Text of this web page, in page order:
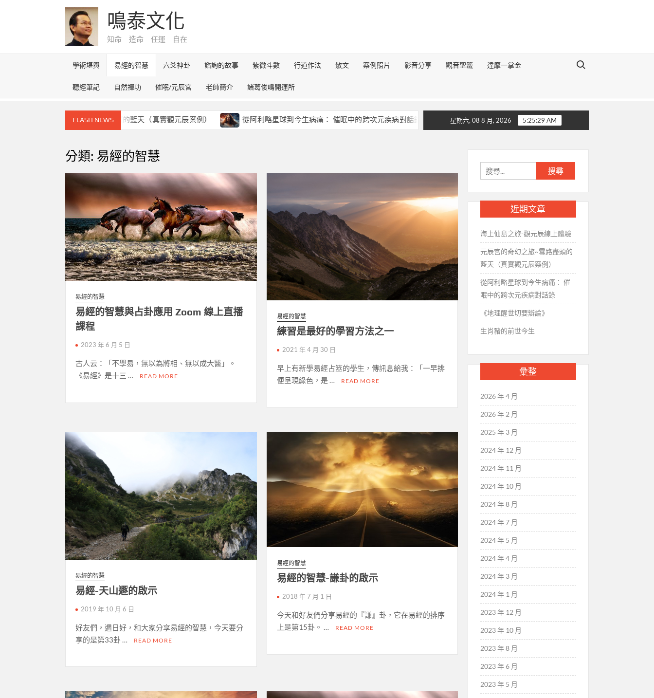
鳴泰文化
知命 造命 任運 自在
學術堪輿 易經的智慧 六爻神卦 諮詢的故事 紫微斗數 行道作法 散文 案例照片 影音分享 觀音聖籤 達摩一掌金
聽經筆記 自然禪功 催眠/元辰宮 老師簡介 諸葛俊鳴開運所
Search for:
FLASH NEWS
元辰宮的奇幻之旅~雪路盡頭的藍天（真實觀元辰案例） 從阿利略星球到今生病痛： 催眠中的跨次元疾病對話錄 《地理醒世切要辯論》 生肖豬的前世今生
星期六, 08 8 月, 2026 5:25:30 AM
分類: 易經的智慧
易經的智慧
易經的智慧與占卦應用 Zoom 線上直播
課程
2023 年 6 月 5 日
古人云：「不學易，無以為將相、無以成大醫」。
《易經》是十三 …
READ MORE
易經的智慧
練習是最好的學習方法之一
2021 年 4 月 30 日
早上有新學易經占筮的學生，傳訊息給我：「一早排
便呈現綠色，是 …
READ MORE
易經的智慧
易經-天山遯的啟示
2019 年 10 月 6 日
好友們，週日好，和大家分享易經的智慧，今天要分
享的是第33卦 …
READ MORE
易經的智慧
易經的智慧-謙卦的啟示
2018 年 7 月 1 日
今天和好友們分享易經的『謙』卦，它在易經的排序
上是第15卦。 …
READ MORE
尋
關
鍵
字:
近期文章
海上仙島之旅-觀元辰線上體驗
元辰宮的奇幻之旅~雪路盡頭的
藍天（真實觀元辰案例）
從阿利略星球到今生病痛： 催
眠中的跨次元疾病對話錄
《地理醒世切要辯論》
生肖豬的前世今生
彙整
2026 年 4 月
2026 年 2 月
2025 年 3 月
2024 年 12 月
2024 年 11 月
2024 年 10 月
2024 年 8 月
2024 年 7 月
2024 年 5 月
2024 年 4 月
2024 年 3 月
2024 年 1 月
2023 年 12 月
2023 年 10 月
2023 年 8 月
2023 年 6 月
2023 年 5 月